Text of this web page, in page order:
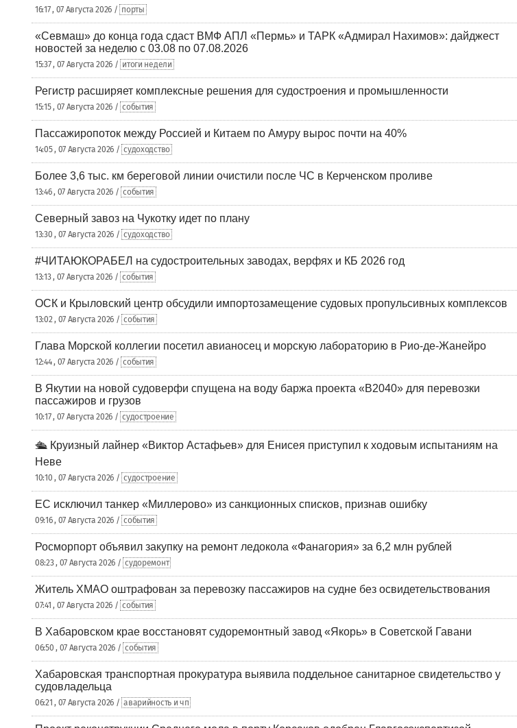
16:17 , 07 Августа 2026 / порты
«Севмаш» до конца года сдаст ВМФ АПЛ «Пермь» и ТАРК «Адмирал Нахимов»: дайджест
новостей за неделю с 03.08 по 07.08.2026
15:37 , 07 Августа 2026 / итоги недели
Регистр расширяет комплексные решения для судостроения и промышленности
15:15 , 07 Августа 2026 / события
Пассажиропоток между Россией и Китаем по Амуру вырос почти на 40%
14:05 , 07 Августа 2026 / судоходство
Более 3,6 тыс. км береговой линии очистили после ЧС в Керченском проливе
13:46 , 07 Августа 2026 / события
Северный завоз на Чукотку идет по плану
13:30 , 07 Августа 2026 / судоходство
#ЧИТАЮКОРАБЕЛ на судостроительных заводах, верфях и КБ 2026 год
13:13 , 07 Августа 2026 / события
ОСК и Крыловский центр обсудили импортозамещение судовых пропульсивных комплексов
13:02 , 07 Августа 2026 / события
Глава Морской коллегии посетил авианосец и морскую лабораторию в Рио-де-Жанейро
12:44 , 07 Августа 2026 / события
В Якутии на новой судоверфи спущена на воду баржа проекта «В2040» для перевозки
пассажиров и грузов
10:17 , 07 Августа 2026 / судостроение
🛳️ Круизный лайнер «Виктор Астафьев» для Енисея приступил к ходовым испытаниям на
Неве
10:10 , 07 Августа 2026 / судостроение
ЕС исключил танкер «Миллерово» из санкционных списков, признав ошибку
09:16 , 07 Августа 2026 / события
Росморпорт объявил закупку на ремонт ледокола «Фанагория» за 6,2 млн рублей
08:23 , 07 Августа 2026 / судоремонт
Житель ХМАО оштрафован за перевозку пассажиров на судне без освидетельствования
07:41 , 07 Августа 2026 / события
В Хабаровском крае восстановят судоремонтный завод «Якорь» в Советской Гавани
06:50 , 07 Августа 2026 / события
Хабаровская транспортная прокуратура выявила поддельное санитарное свидетельство у
судовладельца
06:21 , 07 Августа 2026 / аварийность и чп